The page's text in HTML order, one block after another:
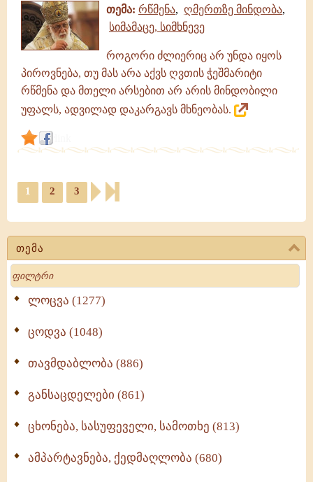
თემა
Search
ლოცვა (1277)
ცოდვა (1048)
თავმდაბლობა (886)
განსაცდელები (861)
ცხონება, სასუფეველი, სამოთხე (813)
ამპარტავნება, ქედმაღლობა (680)
თემა: რწმენა, ღმერთზე მინდობა,
სიმამაცე, სიმხნევე
როგორი ძლიერიც არ უნდა იყოს
პიროვნება, თუ მას არა აქვს ღვთის ჭეშმარიტი
რწმენა და მთელი არსებით არ არის მინდობილი
უფალს, ადვილად დაკარგავს მხნეობას.
1 2 3